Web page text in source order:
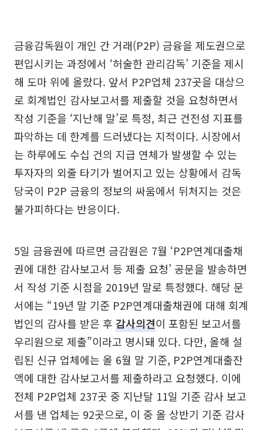
금융감독원이 개인 간 거래(P2P) 금융을 제도권으로
편입시키는 과정에서 ‘허술한 관리감독’ 기준을 제시
해 도마 위에 올랐다. 앞서 P2P업체 237곳을 대상으
로 회계법인 감사보고서를 제출할 것을 요청하면서
작성 기준을 ‘지난해 말’로 특정, 최근 건전성 지표를
파악하는 데 한계를 드러냈다는 지적이다. 시장에서
는 하루에도 수십 건의 지급 연체가 발생할 수 있는
투자자의 외줄 타기가 벌어지고 있는 상황에서 감독
당국이 P2P 금융의 정보의 싸움에서 뒤처지는 것은
불가피하다는 반응이다.
5일 금융권에 따르면 금감원은 7월 ‘P2P연계대출채
권에 대한 감사보고서 등 제출 요청’ 공문을 발송하면
서 작성 기준 시점을 2019년 말로 특정했다. 해당 문
서에는 “19년 말 기준 P2P연계대출채권에 대해 회계
법인의 감사를 받은 후 감사의견이 포함된 보고서를
우리원으로 제출”이라고 명시돼 있다. 다만, 올해 설
립된 신규 업체에는 올 6월 말 기준, P2P연계대출잔
액에 대한 감사보고서를 제출하라고 요청했다. 이에
전체 P2P업체 237곳 중 지난달 11일 기준 감사 보고
서를 낸 업체는 92곳으로, 이 중 올 상반기 기준 감사